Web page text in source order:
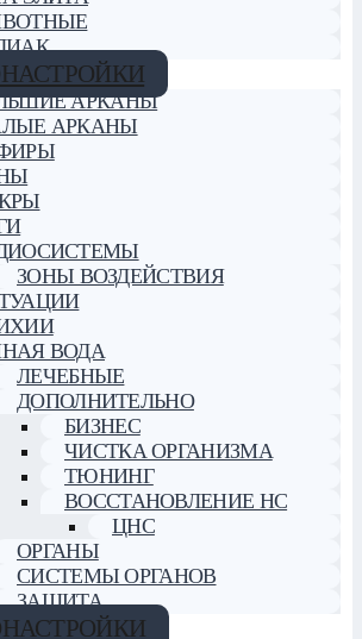
АРКАНЫ
АРКАНЫ
ЗОНЫ ВОЗДЕЙСТВИЯ
ВОДА
ЛЕЧЕБНЫЕ
ДОПОЛНИТЕЛЬНО
БИЗНЕС
ЧИСТКА ОРГАНИЗМА
ТЮНИНГ
ВОССТАНОВЛЕНИЕ НС
ЦНС
ОРГАНЫ
СИСТЕМЫ ОРГАНОВ
ЗАЩИТА